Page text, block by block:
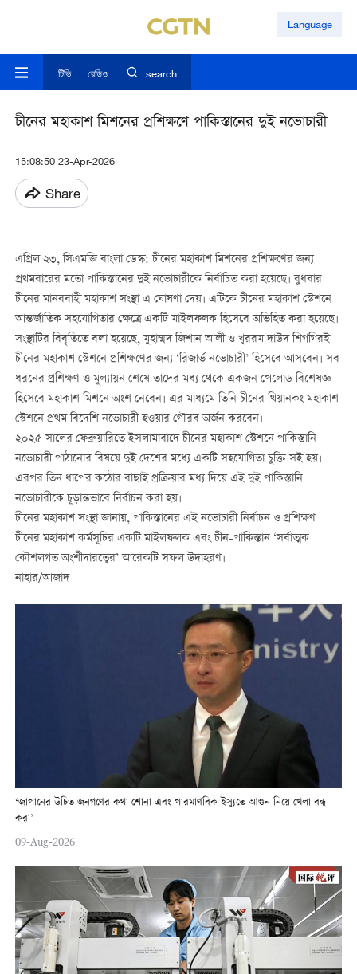
Language
টিভি রেডিও search
চীনের মহাকাশ মিশনের প্রশিক্ষণে পাকিস্তানের দুই নভোচারী
15:08:50 23-Apr-2026
Share
এপ্রিল ২৩, সিএমজি বাংলা ডেস্ক: চীনের মহাকাশ মিশনের প্রশিক্ষণের জন্য
প্রথমবারের মতো পাকিস্তানের দুই নভোচারীকে নির্বাচিত করা হয়েছে। বুধবার
চীনের মানববাহী মহাকাশ সংস্থা এ ঘোষণা দেয়। এটিকে চীনের মহাকাশ স্টেশনে
আন্তর্জাতিক সহযোগিতার ক্ষেত্রে একটি মাইলফলক হিসেবে অভিহিত করা হয়েছে।
সংস্থাটির বিবৃতিতে বলা হয়েছে, মুহাম্মদ জিশান আলী ও খুররম দাউদ শিগগিরই
চীনের মহাকাশ স্টেশনে প্রশিক্ষণের জন্য ‘রিজার্ভ নভোচারী’ হিসেবে আসবেন। সব
ধরনের প্রশিক্ষণ ও মূল্যায়ন শেষে তাদের মধ্য থেকে একজন পেলোড বিশেষজ্ঞ
হিসেবে মহাকাশ মিশনে অংশ নেবেন। এর মাধ্যমে তিনি চীনের থিয়ানকং মহাকাশ
স্টেশনে প্রথম বিদেশি নভোচারী হওয়ার গৌরব অর্জন করবেন।
২০২৫ সালের ফেব্রুয়ারিতে ইসলামাবাদে চীনের মহাকাশ স্টেশনে পাকিস্তানি
নভোচারী পাঠানোর বিষয়ে দুই দেশের মধ্যে একটি সহযোগিতা চুক্তি সই হয়।
এরপর তিন ধাপের কঠোর বাছাই প্রক্রিয়ার মধ্য দিয়ে এই দুই পাকিস্তানি
নভোচারীকে চূড়ান্তভাবে নির্বাচন করা হয়।
চীনের মহাকাশ সংস্থা জানায়, পাকিস্তানের এই নভোচারী নির্বাচন ও প্রশিক্ষণ
চীনের মহাকাশ কর্মসূচির একটি মাইলফলক এবং চীন-পাকিস্তান ‘সর্বাত্মক
কৌশলগত অংশীদারত্বের’ আরেকটি সফল উদাহরণ।
নাহার/আজাদ
‘জাপানের উচিত জনগণের কথা শোনা এবং পারমাণবিক ইস্যুতে আগুন নিয়ে খেলা বন্ধ
করা’
09-Aug-2026